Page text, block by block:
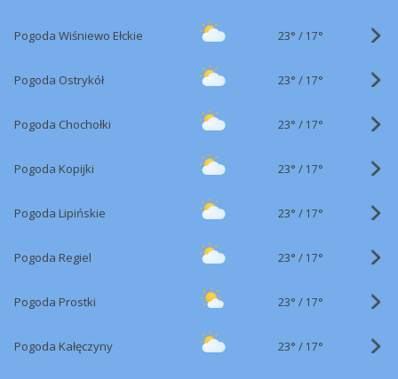
Pogoda Wiśniewo Ełckie 23° / 17°
Pogoda Ostrykół 23° / 17°
Pogoda Chochołki 23° / 17°
Pogoda Kopijki 23° / 17°
Pogoda Lipińskie 23° / 17°
Pogoda Regiel 23° / 17°
Pogoda Prostki 23° / 17°
Pogoda Kałęczyny 23° / 17°